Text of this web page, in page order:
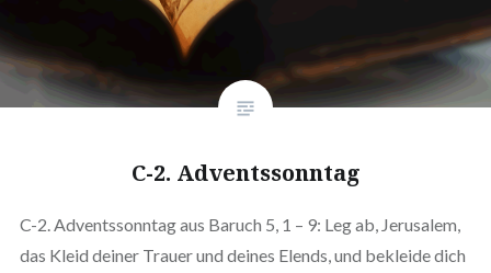
C-2. Adventssonntag
C-2. Adventssonntag aus Baruch 5, 1 – 9: Leg ab, Jerusalem,
das Kleid deiner Trauer und deines Elends, und bekleide dich